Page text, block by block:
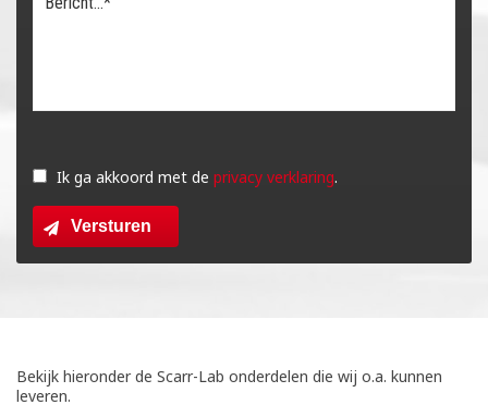
dit
veld
leeg
Ik ga akkoord met de privacy verklaring.
Versturen
Bekijk hieronder de Scarr-Lab onderdelen die wij o.a. kunnen
leveren.